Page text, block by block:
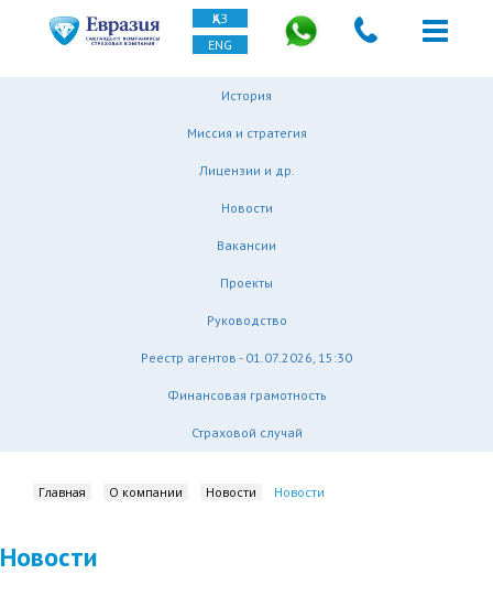
ҚАЗ
ENG
История
Миссия и стратегия
Лицензии и др.
Новости
Вакансии
Проекты
Руководство
Реестр агентов - 01.07.2026, 15:30
Финансовая грамотность
Страховой случай
Главная О компании Новости Новости
Новости